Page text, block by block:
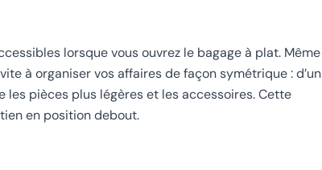
lorsque vous ouvrez le bagage à plat. Même
à organiser vos affaires de façon symétrique : d’un
les pièces plus légères et les accessoires. Cette
en position debout.